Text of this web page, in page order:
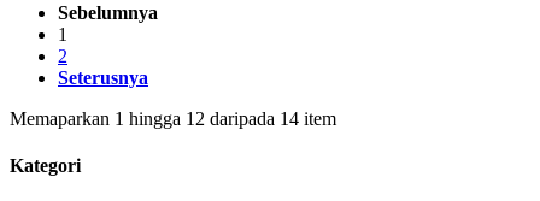
Sebelumnya
1
2
Seterusnya
Memaparkan 1 hingga 12 daripada 14 item
Kategori